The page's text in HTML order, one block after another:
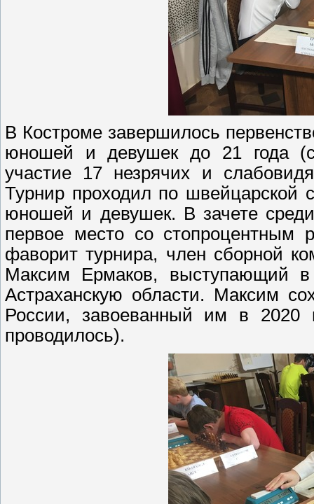
В Костроме завершилось
юношей и девушек до 21 года
участие 17 незрячих и
Турнир проходил по швейцарской
юношей и девушек. В зачете
первое место со стопроцентным
фаворит турнира, член сборной
Максим Ермаков, выступающий в
Астраханскую области. Максим
России, завоеванный им в 2020
проводилось).